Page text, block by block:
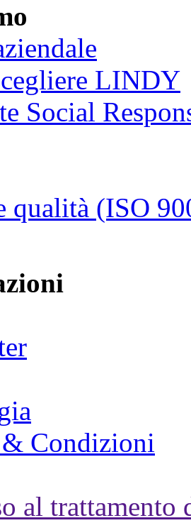
LINDY
Social
qualità (ISO
Condizioni
al trattamento